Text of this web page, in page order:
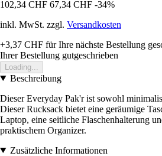
102,34 CHF 67,34 CHF -34%
inkl. MwSt. zzgl. Versandkosten
+3,37 CHF für Ihre nächste Bestellung
Ihrer Bestellung gutgeschrieben
Loading...
Beschreibung
Dieser Everyday Pak'r ist sowohl
Dieser Rucksack bietet eine geräumige
Laptop, eine seitliche Flaschenhalterung
praktischem Organizer.
Zusätzliche Informationen